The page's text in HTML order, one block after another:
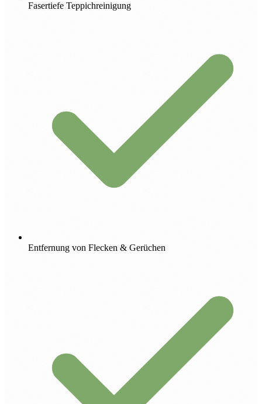
Fasertiefe Teppichreinigung
Entfernung von Flecken & Gerüchen